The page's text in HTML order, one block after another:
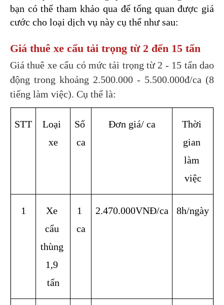
bạn có thể tham khảo qua để tổng quan được giá
cước cho loại dịch vụ này cụ thể như sau:
Giá thuê xe cẩu tải trọng từ 2 đến 15 tấn
Giá thuê xe cẩu có mức tải trọng từ 2 - 15 tấn dao
động trong khoảng 2.500.000 - 5.500.000đ/ca (8
tiếng làm việc). Cụ thể là:
STT
Loại
xe
Số
ca
Đơn giá/ ca
Thời
gian
làm
việc
1
Xe
cẩu
thùng
1,9
tấn
1
ca
2.470.000VNĐ/ca 8h/ngày